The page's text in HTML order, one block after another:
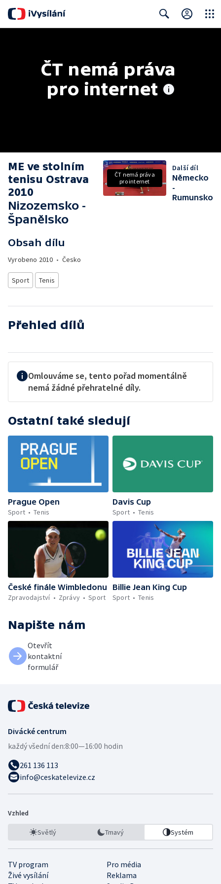
ČT nemá práva
pro internet
ME ve stolním
tenisu Ostrava
2010
Nizozemsko -
Španělsko
Obsah dílu
Vyrobeno 2010 • Česko
Sport Tenis
ČT nemá práva
pro internet
Další díl
Německo
-
Rumunsko
Přehled dílů
Omlouváme se, tento pořad momentálně
nemá žádné přehratelné díly.
Ostatní také sledují
Prague Open
Sport
Tenis
Davis Cup
Sport
Tenis
České finále Wimbledonu
Zpravodajství
Zprávy Sport
Billie Jean King Cup
Sport
Tenis
Napište nám
Otevřít
kontaktní
formulář
Divácké centrum
každý všední den:8:00—16:00 hodin
261 136 113
info@ceskatelevize.cz
Vzhled
Světlý Tmavý Systém
TV program
Pro média
Živé vysílání
Reklama